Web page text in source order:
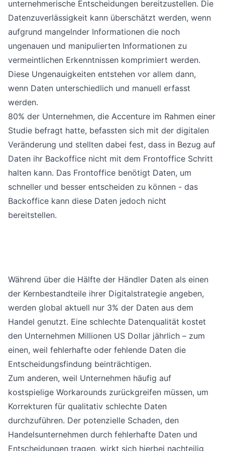
unternehmerische Entscheidungen bereitzustellen. Die
Datenzuverlässigkeit kann überschätzt werden, wenn
aufgrund mangelnder Informationen die noch
ungenauen und manipulierten Informationen zu
vermeintlichen Erkenntnissen komprimiert werden.
Diese Ungenauigkeiten entstehen vor allem dann,
wenn Daten unterschiedlich und manuell erfasst
werden.
80% der Unternehmen, die Accenture im Rahmen einer
Studie befragt hatte, befassten sich mit der digitalen
Veränderung und stellten dabei fest, dass in Bezug auf
Daten ihr Backoffice nicht mit dem Frontoffice Schritt
halten kann. Das Frontoffice benötigt Daten, um
schneller und besser entscheiden zu können - das
Backoffice kann diese Daten jedoch nicht
bereitstellen.
Während über die Hälfte der Händler Daten als einen
der Kernbestandteile ihrer Digitalstrategie angeben,
werden global aktuell nur 3% der Daten aus dem
Handel genutzt. Eine schlechte Datenqualität kostet
den Unternehmen Millionen US Dollar jährlich – zum
einen, weil fehlerhafte oder fehlende Daten die
Entscheidungsfindung beinträchtigen.
Zum anderen, weil Unternehmen häufig auf
kostspielige Workarounds zurückgreifen müssen, um
Korrekturen für qualitativ schlechte Daten
durchzuführen. Der potenzielle Schaden, den
Handelsunternehmen durch fehlerhafte Daten und
Entscheidungen tragen, wirkt sich hierbei nachteilig